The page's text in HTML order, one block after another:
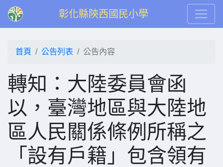
彰化縣陝西國民小學
首頁 公告列表 公告內容
轉知：大陸委員會函
以，臺灣地區與大陸地
區人民關係條例所稱之
「設有戶籍」包含領有